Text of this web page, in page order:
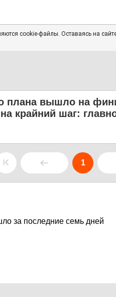
cookie-файлы. Оставаясь на
плана вышло на
крайний шаг:
1
за последние семь дней